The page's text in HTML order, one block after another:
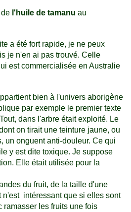
l'huile de tamanu au
a été fort rapide, je ne peux
je n'en ai pas trouvé. Celle
est commercialisée en Australie
bien à l'univers aborigène
par exemple le premier texte
dans l'arbre était exploité. Le
on tirait une teinture jaune, ou
un onguent anti-douleur. Ce qui
y est dite toxique. Je suppose
Elle était utilisée pour la
du fruit, de la taille d'une
n'est intéressant que si elles sont
ramasser les fruits une fois